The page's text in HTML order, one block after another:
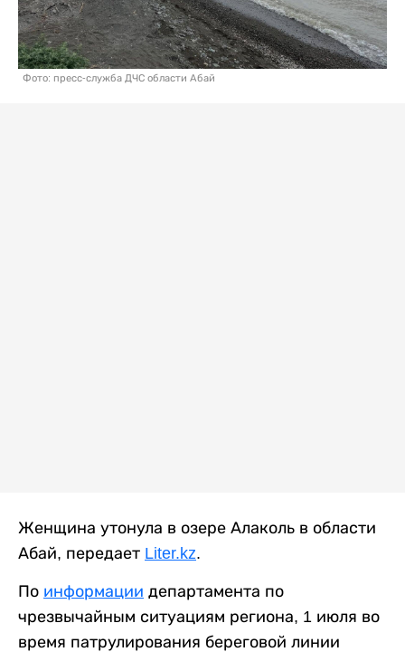
Фото: пресс-служба ДЧС области Абай
Женщина утонула в озере Алаколь в области
Абай, передает Liter.kz.
По информации департамента по
чрезвычайным ситуациям региона, 1 июля во
время патрулирования береговой линии